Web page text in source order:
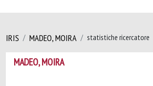
IRIS MADEO, MOIRA statistiche ricercatore
MADEO, MOIRA